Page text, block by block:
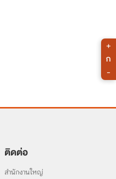
ติดต่อ
สำนักงานใหญ่
+
ก
-